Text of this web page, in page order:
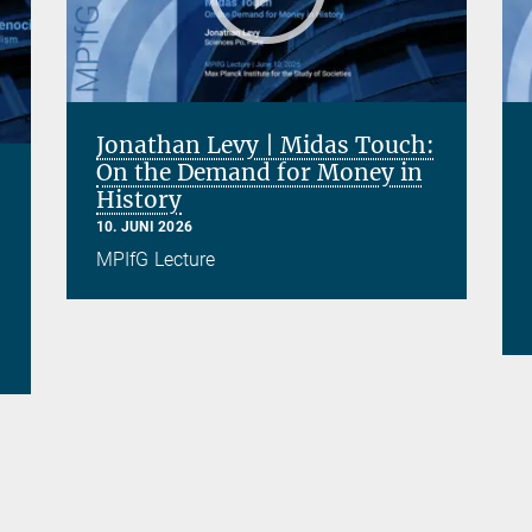
Jonathan Levy | Midas Touch:
On the Demand for Money in
History
10. JUNI 2026
MPIfG Lecture